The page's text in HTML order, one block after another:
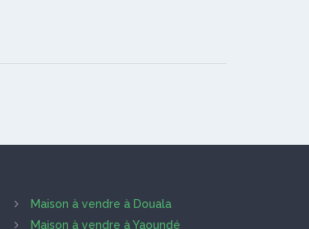
Maison à vendre à Douala
Maison à vendre à Yaoundé